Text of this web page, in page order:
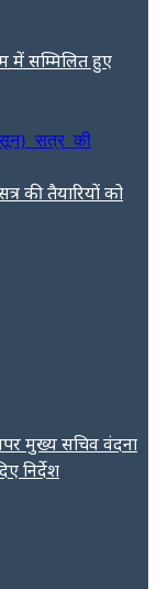
में सम्मिलित हुए
की तैयारियों को
मुख्य सचिव वंदना
निर्देश